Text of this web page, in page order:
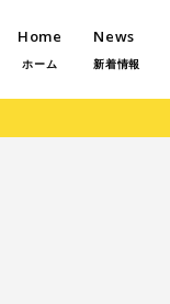
Home
ホーム
News
新着情報